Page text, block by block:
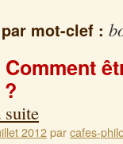
mot-clef :
2012parcafes-